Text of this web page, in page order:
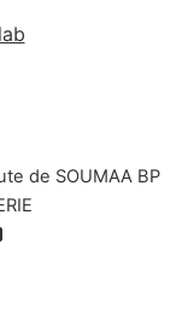
de SOUMAA BP